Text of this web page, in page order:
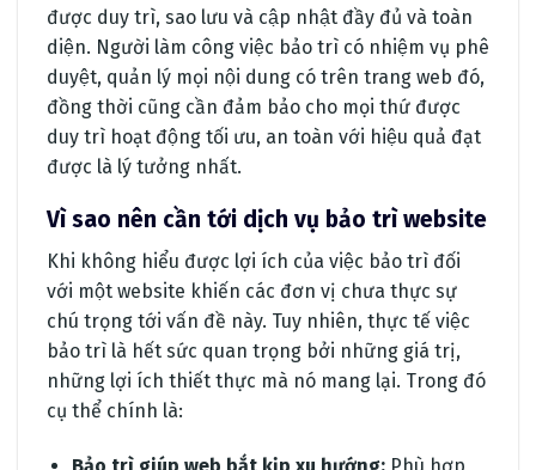
được duy trì, sao lưu và cập nhật đầy đủ và toàn
diện. Người làm công việc bảo trì có nhiệm vụ phê
duyệt, quản lý mọi nội dung có trên trang web đó,
đồng thời cũng cần đảm bảo cho mọi thứ được
duy trì hoạt động tối ưu, an toàn với hiệu quả đạt
được là lý tưởng nhất.
Vì sao nên cần tới dịch vụ bảo trì website
Khi không hiểu được lợi ích của việc bảo trì đối
với một website khiến các đơn vị chưa thực sự
chú trọng tới vấn đề này. Tuy nhiên, thực tế việc
bảo trì là hết sức quan trọng bởi những giá trị,
những lợi ích thiết thực mà nó mang lại. Trong đó
cụ thể chính là: